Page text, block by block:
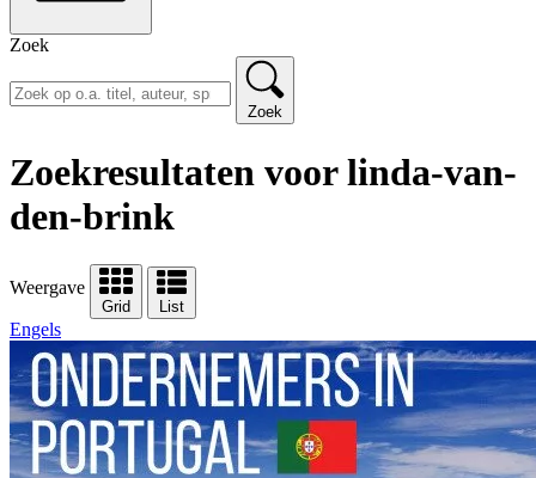
Zoek
Zoek
Zoekresultaten voor linda-van-
den-brink
Weergave
Grid List
Engels